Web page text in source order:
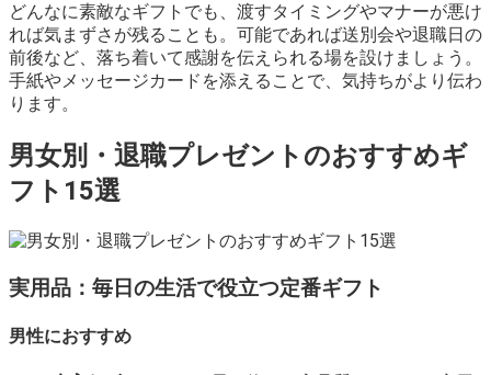
どんなに素敵なギフトでも、渡すタイミングやマナーが悪け
れば気まずさが残ることも。可能であれば送別会や退職日の
前後など、落ち着いて感謝を伝えられる場を設けましょう。
手紙やメッセージカードを添えることで、気持ちがより伝わ
ります。
男女別・退職プレゼントのおすすめギ
フト15選
実用品：毎日の生活で役立つ定番ギフト
男性におすすめ